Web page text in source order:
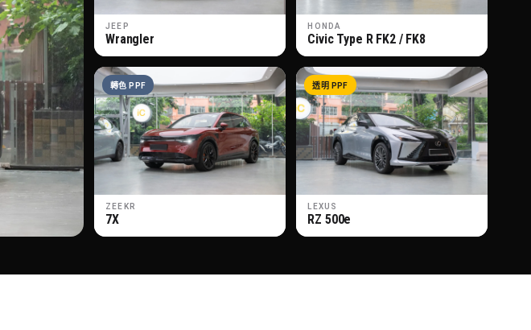
JEEP
Wrangler
HONDA
Civic Type R FK2 / FK8
轉色 PPF
ZEEKR
7X
透明 PPF
LEXUS
RZ 500e